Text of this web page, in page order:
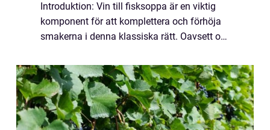
Introduktion: Vin till fisksoppa är en viktig
komponent för att komplettera och förhöja
smakerna i denna klassiska rätt. Oavsett om
sofistikerad variant, kan valet av vin...